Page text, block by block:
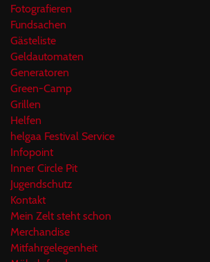
Fotografieren
Fundsachen
Gästeliste
Geldautomaten
Generatoren
Green-Camp
Grillen
Helfen
helgaa Festival Service
Infopoint
Inner Circle Pit
Jugendschutz
Kontakt
Mein Zelt steht schon
Merchandise
Mitfahrgelegenheit